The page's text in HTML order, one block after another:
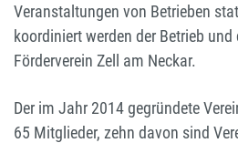
Veranstaltungen von Betrieben
koordiniert werden der Betrieb
Förderverein Zell am Neckar.
Der im Jahr 2014 gegründete
65 Mitglieder, zehn davon sind